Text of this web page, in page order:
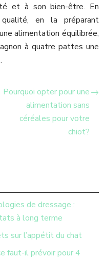
et à son bien-être. En
en la préparant
alimentation équilibrée,
à quatre pattes une
Pourquoi opter pour une
alimentation sans
céréales pour votre
chiot?
de dressage :
à long terme
sur l’appétit du chat
faut-il prévoir pour 4